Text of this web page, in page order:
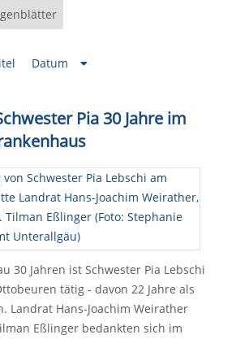
Datum
Pia 30 Jahre im
30 Jahren ist Schwester Pia Lebschi
tätig - davon 22 Jahre als
Landrat Hans-Joachim Weirather
Eßlinger bedankten sich im